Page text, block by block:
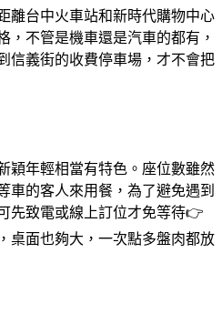
離台中火車站和新時代購物中心
，不管是機車還是汽車的都有，
信義街的收費停車場，才不會把
穎年輕相當有特色。座位數雖然
車的客人來用餐，為了避免遇到
先致電或線上訂位才免等待👉
桌面也夠大，一次點多盤肉都放